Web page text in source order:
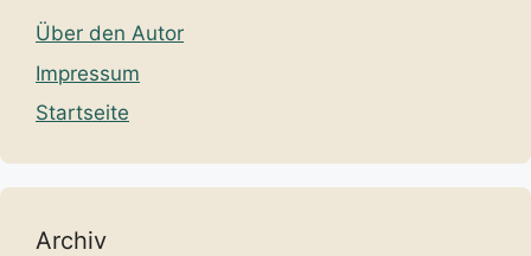
Über den Autor
Impressum
Startseite
Archiv